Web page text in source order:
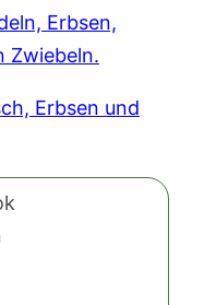
Erbsen und